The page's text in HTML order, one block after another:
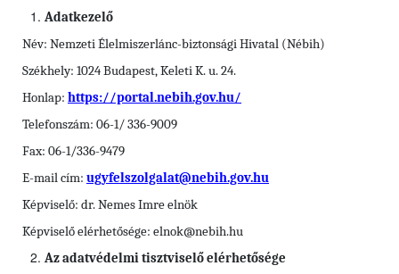
Adatkezelő
Név: Nemzeti Élelmiszerlánc-biztonsági Hivatal (Nébih)
Székhely: 1024 Budapest, Keleti K. u. 24.
Honlap: https://portal.nebih.gov.hu/
Telefonszám: 06-1/ 336-9009
Fax: 06-1/336-9479
E-mail cím: ugyfelszolgalat@nebih.gov.hu
Képviselő: dr. Nemes Imre elnök
Képviselő elérhetősége: elnok@nebih.hu
Az adatvédelmi tisztviselő elérhetősége